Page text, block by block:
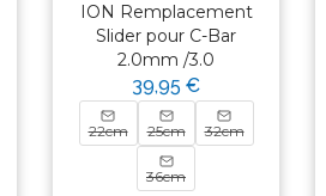
ION Remplacement
Slider pour C-Bar
2.0mm /3.0
39,95 €
22cm 25cm 32cm
36cm